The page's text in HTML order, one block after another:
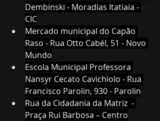
Dembinski - Moradias Itatiaia -
CIC
Mercado municipal do Capão
Raso - Rua Otto Cabél, 51 - Novo
Mundo
Escola Municipal Professora
Nansyr Cecato Cavichiolo - Rua
Francisco Parolin, 930 - Parolin
Rua da Cidadania da Matriz  -
Praça Rui Barbosa – Centro